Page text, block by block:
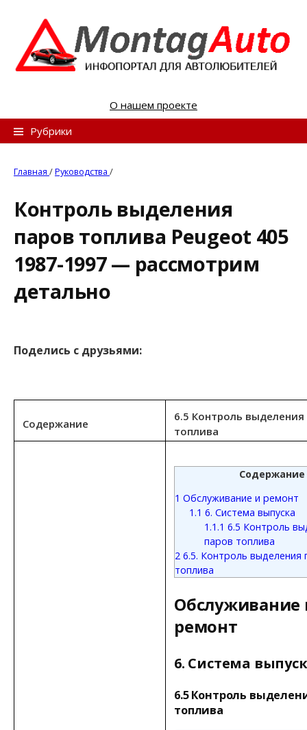
n
О нашем проекте
Рубрики
:
Главная /Руководства /
Контроль выделения
паров топлива Peugeot 405
1987-1997 — рассмотрим
детально
Поделись с друзьями:
Содержание
6.5 Контроль выделения
топлива
Содержание
1 Обслуживание и ремонт
1.1 6. Система выпуска
1.1.1 6.5 Контроль
паров топлива
2 6.5. Контроль выделения
топлива
Обслуживание
ремонт
6. Система
6.5 Контроль
топлива